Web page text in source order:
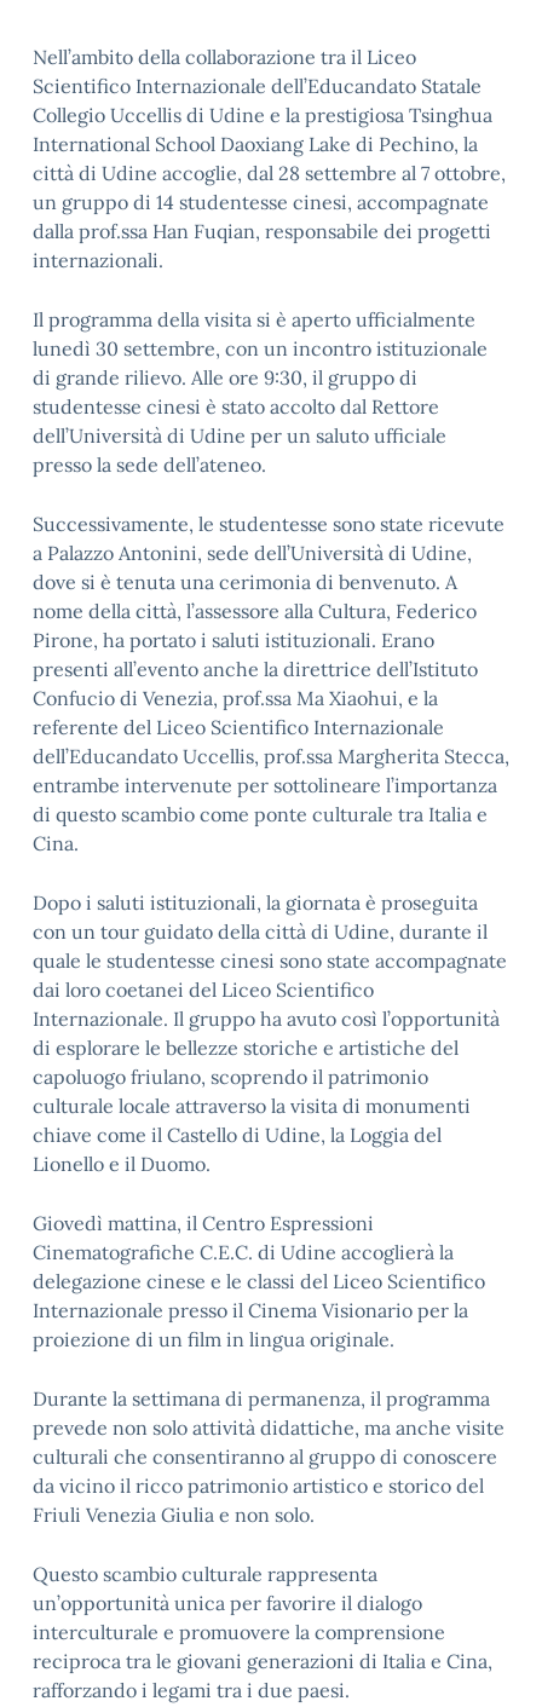
Nell’ambito della collaborazione tra il Liceo
Scientifico Internazionale dell’Educandato Statale
Collegio Uccellis di Udine e la prestigiosa Tsinghua
International School Daoxiang Lake di Pechino, la
città di Udine accoglie, dal 28 settembre al 7 ottobre,
un gruppo di 14 studentesse cinesi, accompagnate
dalla prof.ssa Han Fuqian, responsabile dei progetti
internazionali.
Il programma della visita si è aperto ufficialmente
lunedì 30 settembre, con un incontro istituzionale
di grande rilievo. Alle ore 9:30, il gruppo di
studentesse cinesi è stato accolto dal Rettore
dell’Università di Udine per un saluto ufficiale
presso la sede dell’ateneo.
Successivamente, le studentesse sono state ricevute
a Palazzo Antonini, sede dell’Università di Udine,
dove si è tenuta una cerimonia di benvenuto. A
nome della città, l’assessore alla Cultura, Federico
Pirone, ha portato i saluti istituzionali. Erano
presenti all’evento anche la direttrice dell’Istituto
Confucio di Venezia, prof.ssa Ma Xiaohui, e la
referente del Liceo Scientifico Internazionale
dell’Educandato Uccellis, prof.ssa Margherita Stecca,
entrambe intervenute per sottolineare l’importanza
di questo scambio come ponte culturale tra Italia e
Cina.
Dopo i saluti istituzionali, la giornata è proseguita
con un tour guidato della città di Udine, durante il
quale le studentesse cinesi sono state accompagnate
dai loro coetanei del Liceo Scientifico
Internazionale. Il gruppo ha avuto così l’opportunità
di esplorare le bellezze storiche e artistiche del
capoluogo friulano, scoprendo il patrimonio
culturale locale attraverso la visita di monumenti
chiave come il Castello di Udine, la Loggia del
Lionello e il Duomo.
Giovedì mattina, il Centro Espressioni
Cinematografiche C.E.C. di Udine accoglierà la
delegazione cinese e le classi del Liceo Scientifico
Internazionale presso il Cinema Visionario per la
proiezione di un film in lingua originale.
Durante la settimana di permanenza, il programma
prevede non solo attività didattiche, ma anche visite
culturali che consentiranno al gruppo di conoscere
da vicino il ricco patrimonio artistico e storico del
Friuli Venezia Giulia e non solo.
Questo scambio culturale rappresenta
un’opportunità unica per favorire il dialogo
interculturale e promuovere la comprensione
reciproca tra le giovani generazioni di Italia e Cina,
rafforzando i legami tra i due paesi.